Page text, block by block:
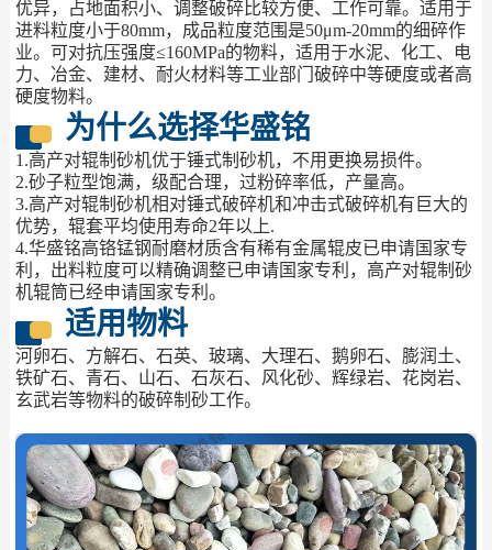
优异，占地面积小、调整破碎比较方便、工作可靠。适用于
进料粒度小于80mm，成品粒度范围是50μm-20mm的细碎作
业。可对抗压强度≤160MPa的物料，适用于水泥、化工、电
力、冶金、建材、耐火材料等工业部门破碎中等硬度或者高
硬度物料。
为什么选择华盛铭
1.高产对辊制砂机优于锤式制砂机，不用更换易损件。
2.砂子粒型饱满，级配合理，过粉碎率低，产量高。
3.高产对辊制砂机相对锤式破碎机和冲击式破碎机有巨大的
优势，辊套平均使用寿命2年以上.
4.华盛铭高铬锰钢耐磨材质含有稀有金属辊皮已申请国家专
利，出料粒度可以精确调整已申请国家专利，高产对辊制砂
机辊筒已经申请国家专利。
适用物料
河卵石、方解石、石英、玻璃、大理石、鹅卵石、膨润土、
铁矿石、青石、山石、石灰石、风化砂、辉绿岩、花岗岩、
玄武岩等物料的破碎制砂工作。